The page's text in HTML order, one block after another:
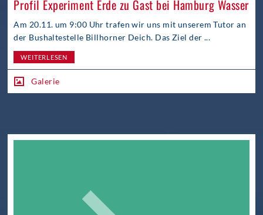
Profil Experiment Erde zu Gast bei Hamburg Wasser
Am 20.11. um 9:00 Uhr trafen wir uns mit unserem Tutor an
der Bushaltestelle Billhorner Deich. Das Ziel der ...
WEITERLESEN
Galerie